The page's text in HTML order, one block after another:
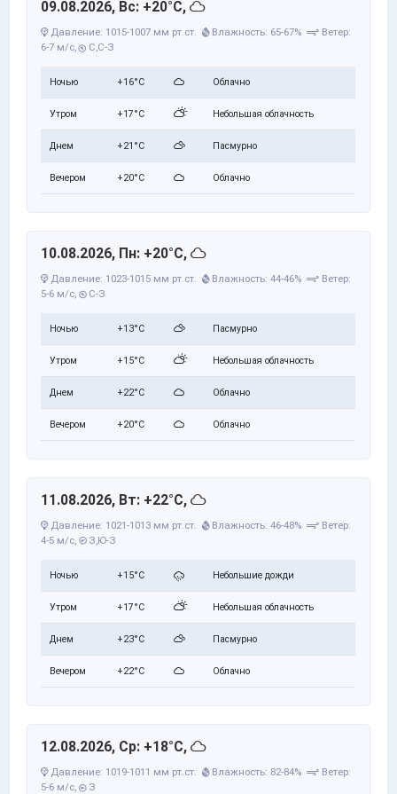
09.08.2026, Вс: +20°C,
Давление: 1015-1007 мм рт.ст. Влажность: 65-67%
Ветер:
6-7 м/с,
С,С-З
Ночью +16°C Облачно
Утром +17°C Небольшая облачность
Днем +21°C Пасмурно
Вечером +20°C Облачно
10.08.2026, Пн: +20°C,
Давление: 1023-1015 мм рт.ст. Влажность: 44-46%
Ветер:
5-6 м/с, С-З
Ночью +13°C Пасмурно
Утром +15°C Небольшая облачность
Днем +22°C Облачно
Вечером +20°C Облачно
11.08.2026, Вт: +22°C,
Давление: 1021-1013 мм рт.ст. Влажность: 46-48%
Ветер:
4-5 м/с, З,Ю-З
Ночью +15°C Небольшие дожди
Утром +17°C Небольшая облачность
Днем +23°C Пасмурно
Вечером +22°C Облачно
12.08.2026, Ср: +18°C,
Давление: 1019-1011 мм рт.ст. Влажность: 82-84%
Ветер:
5-6 м/с, З